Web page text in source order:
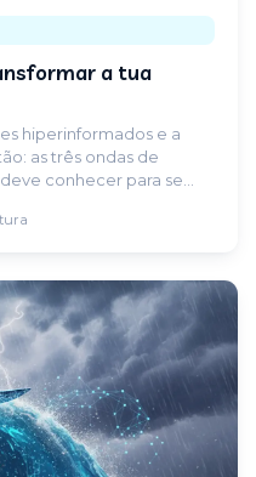
a tua
hiperinformados e a
as três ondas de
conhecer para se